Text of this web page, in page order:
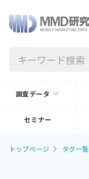
調査データ
セミナー
トップページ タグ一覧